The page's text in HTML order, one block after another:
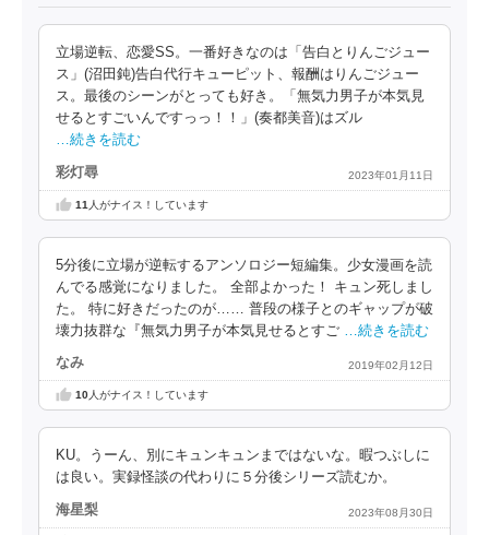
立場逆転、恋愛SS。一番好きなのは「告白とりんごジュー
ス」(沼田鈍)告白代行キューピット、報酬はりんごジュー
ス。最後のシーンがとっても好き。「無気力男子が本気見
せるとすごいんですっっ！！」(奏都美音)はズル
…続きを読む
彩灯尋 2023年01月11日
11 人がナイス！しています
5分後に立場が逆転するアンソロジー短編集。少女漫画を読
んでる感覚になりました。 全部よかった！ キュン死しまし
た。 特に好きだったのが…… 普段の様子とのギャップが破
壊力抜群な『無気力男子が本気見せるとすご …続きを読む
なみ 2019年02月12日
10人がナイス！しています
KU。うーん、別にキュンキュンまではないな。暇つぶしに
は良い。実録怪談の代わりに５分後シリーズ読むか。
海星梨 2023年08月30日